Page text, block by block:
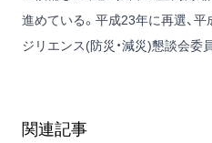
進めている。平成23年に再選、平
ジリエンス(防災・減災)懇談会委
関連記事